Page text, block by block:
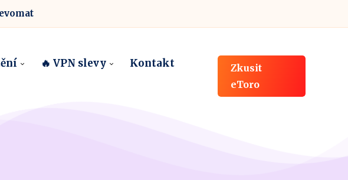
🔥 VPN slevy
Kontakt
Zkusit
eToro